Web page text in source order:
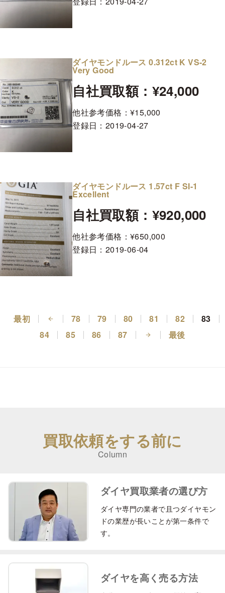
ダイヤモンドルース 0.312ct K VS-2
Very Good
自社買取額：¥24,000
他社参考価格：¥15,000
登録日： 2019-04-27
ダイヤモンドルース 1.57ct F SI-1
Excellent
自社買取額：¥920,000
他社参考価格：¥650,000
登録日： 2019-06-04
最初 78 79 80 81 82
83
84
85 86 87 最後
買取依頼をする前に
Column
ダイヤ買取業者の選び方
ダイヤ専門の業者で且つダイヤモン
ドの業歴が長いことが第一条件で
す。
ダイヤを高く売る方法